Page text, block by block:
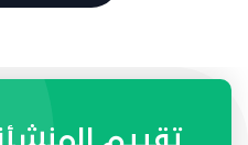
طلبات
تقييم